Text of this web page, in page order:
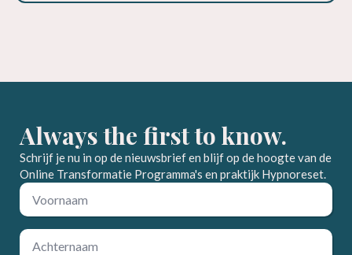
Always the first to know.
Schrijf je nu in op de nieuwsbrief en blijf op de hoogte van de
Online Transformatie Programma's en praktijk Hypnoreset.
Voornaam
Achternaam